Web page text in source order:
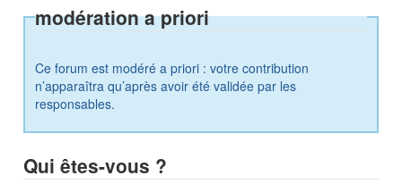
modération a priori
Ce forum est modéré a priori : votre contribution
n’apparaîtra qu’après avoir été validée par les
responsables.
Qui êtes-vous ?